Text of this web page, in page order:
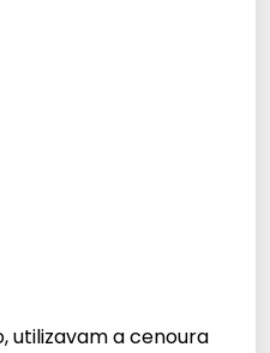
utilizavam a cenoura